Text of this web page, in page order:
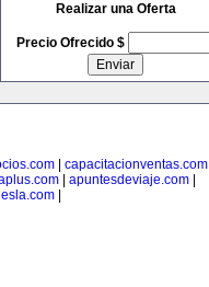
Realizar una Oferta
Precio Ofrecido $
| capacitacionventas.com|
apuntesdeviaje.com
|